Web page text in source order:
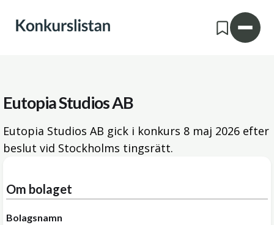
Eutopia Studios AB
Eutopia Studios AB gick i konkurs 8 maj 2026 efter
beslut vid Stockholms tingsrätt.
Om bolaget
Bolagsnamn